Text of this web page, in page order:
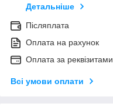
Детальніше
Післяплата
Оплата на рахунок
Оплата за реквізитами
Всі умови оплати